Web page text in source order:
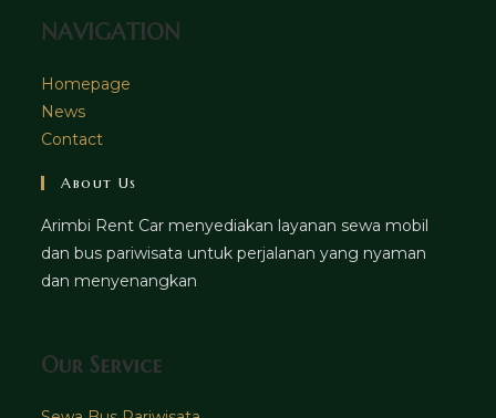
NAVIGATION
Homepage
News
Contact
About Us
Arimbi Rent Car menyediakan layanan sewa mobil
dan bus pariwisata untuk perjalanan yang nyaman
dan menyenangkan
Our Service